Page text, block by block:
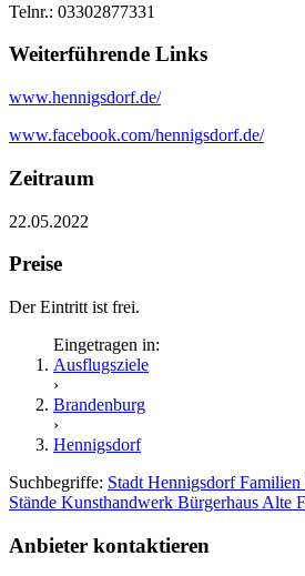
Telnr.: 03302877331
Weiterführende Links
www.hennigsdorf.de/
www.facebook.com/hennigsdorf.de/
Zeitraum
22.05.2022
Preise
Der Eintritt ist frei.
Eingetragen in:
Ausflugsziele
›
Brandenburg
›
Hennigsdorf
Suchbegriffe: Stadt HennigsdorfFamilien
Stände Kunsthandwerk Bürgerhaus Alte
Anbieter kontaktieren